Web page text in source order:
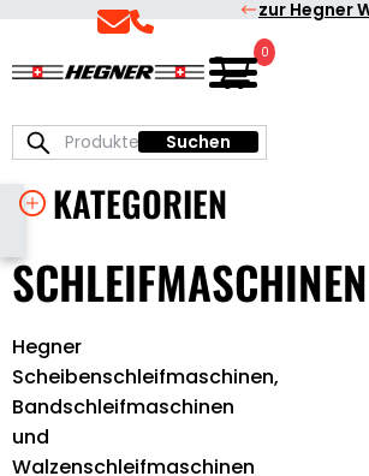
Skip
navigation
Skip
content
Skip
sidebar
zur Hegner
Deutsch
Präzisionsmaschinen
zum
und
Schleifen
0
Suchen
nach:
Suchen
SCHLEIFMASCHINEN
Hegner
Scheibenschleifmaschinen,
Bandschleifmaschinen
und
Walzenschleifmaschinen
Primary
Sidebar
KATEGORIEN